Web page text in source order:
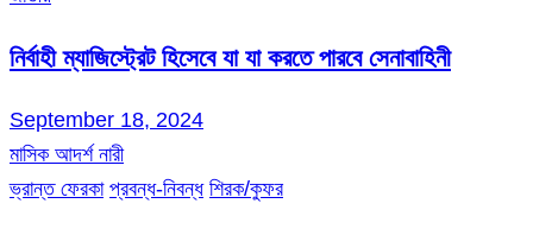
নির্বাহী ম্যাজিস্ট্রেট হিসেবে যা যা করতে পারবে সেনাবাহিনী
September 18, 2024
মাসিক আদর্শ নারী
ভ্রান্ত ফেরকা প্রবন্ধ-নিবন্ধ শিরক/কুফর